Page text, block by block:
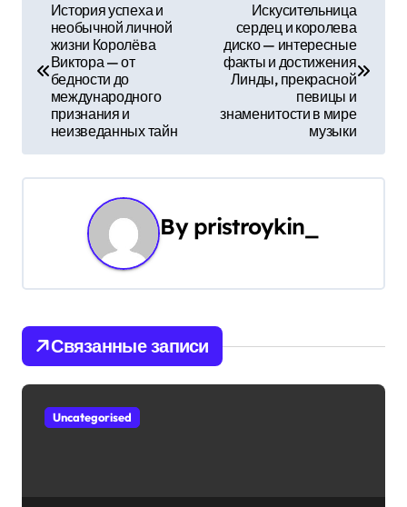
в
г
а
п
о
История успеха и
необычной личной
жизни Королёва
Виктора — от
бедности до
международного
признания и
неизведанных тайн
Искусительница
сердец и королева
диско — интересные
факты и достижения
Линды, прекрасной
певицы и
знаменитости в мире
музыки
By pristroykin_
Связанные записи
Uncategorised